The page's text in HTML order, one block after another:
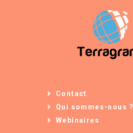
Contact
Qui sommes-nous ?
Webinaires